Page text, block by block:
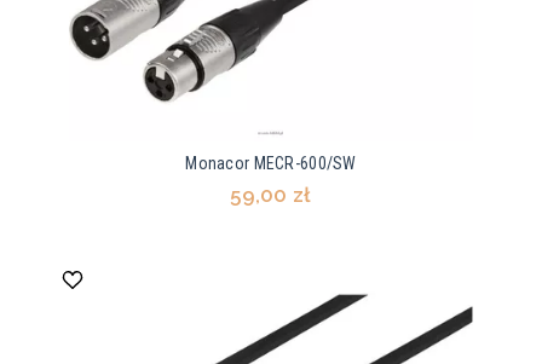
Monacor MECR-600/SW
59,00 zł